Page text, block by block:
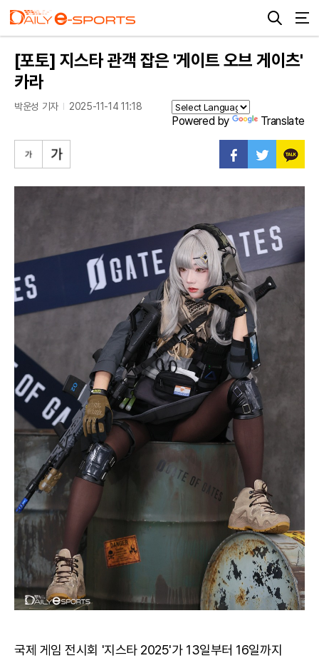
[포토] 지스타 관객 잡은 '게이트 오브 게이츠'
카라
박운성 기자 2025-11-14 11:18
Powered by Translate
국제 게임 전시회 '지스타 2025'가 13일부터 16일까지